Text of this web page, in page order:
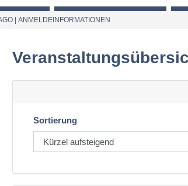
| ANMELDEINFORMATIONEN
Sortierung